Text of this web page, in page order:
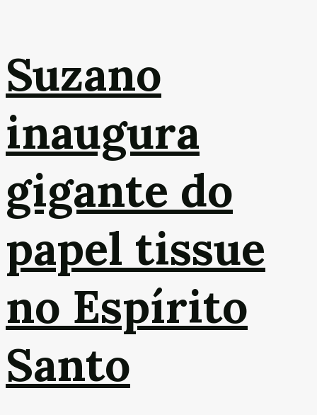
Suzano
inaugura
gigante do
papel tissue
no Espírito
Santo